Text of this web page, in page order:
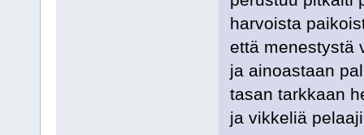
harvoista
että menestystä
ja ainoastaan
tasan tarkkaan
ja vikkeliä